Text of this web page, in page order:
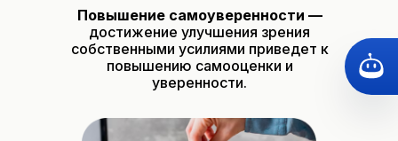
Повышение самоуверенности —
достижение улучшения зрения
собственными усилиями приведет к
повышению самооценки и
уверенности.